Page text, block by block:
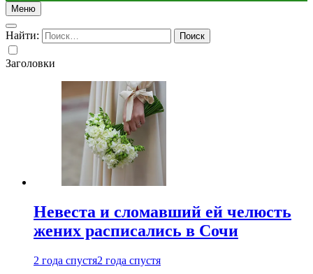
Меню
Найти:
Заголовки
Невеста и сломавший ей челюсть
жених расписались в Сочи
2 года спустя2 года спустя